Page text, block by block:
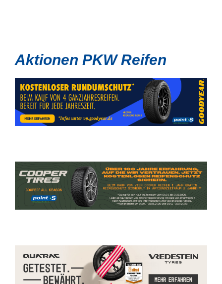
Aktionen PKW Reifen